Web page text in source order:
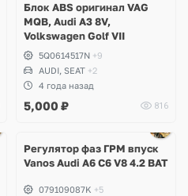
Блок ABS оригинал VAG
MQB, Audi A3 8V,
Volkswagen Golf VII
5Q0614517N +9
AUDI, SEAT +2
4 года назад
5,000 ₽ 816
Регулятор фаз ГРМ впуск
Vanos Audi A6 C6 V8 4.2 BAT
079109087K +5